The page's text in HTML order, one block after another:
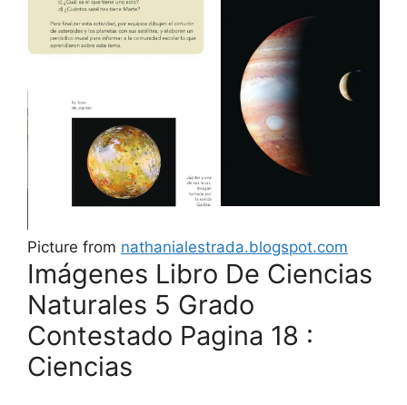
Picture from nathanialestrada.blogspot.com
Imágenes Libro De Ciencias
Naturales 5 Grado
Contestado Pagina 18 :
Ciencias